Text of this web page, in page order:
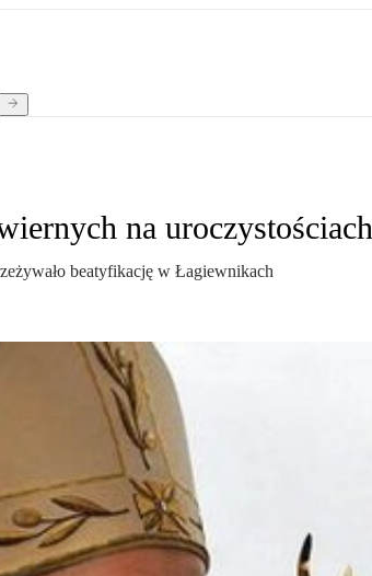
na uroczystościach
beatyfikację w Łagiewnikach